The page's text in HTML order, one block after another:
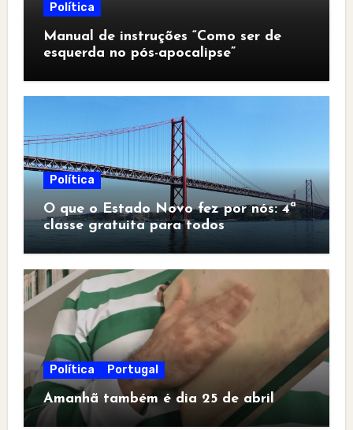
Política
Manual de instruções “Como ser de
esquerda no pós-apocalipse”
Política
O que o Estado Novo fez por nós: 4ª
classe gratuita para todos
Política Portugal
Amanhã também é dia 25 de abril